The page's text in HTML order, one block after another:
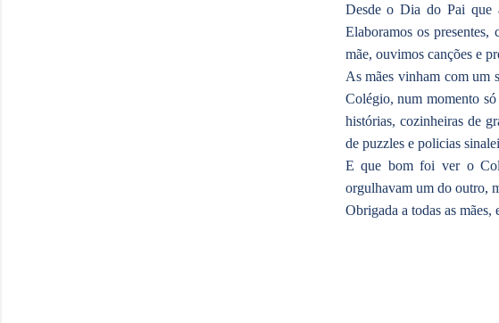
Desde o Dia do Pai que
Elaboramos os presentes,
mãe, ouvimos canções e
As mães vinham com um
Colégio, num momento só
histórias, cozinheiras de
de puzzles e policias
E que bom foi ver o
orgulhavam um do outro,
Obrigada a todas as mães,